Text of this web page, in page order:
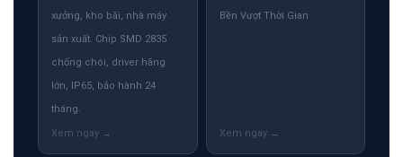
xưởng, kho bãi, nhà máy
sản xuất. Chip SMD 2835
chống chói, driver hãng
lớn, IP65, bảo hành 24
tháng.
Bền Vượt Thời Gian